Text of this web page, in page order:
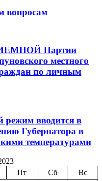
вопросам
Партии
местного
по личным
вводится в
Губернатора в
температурами
Пт Сб
Вс